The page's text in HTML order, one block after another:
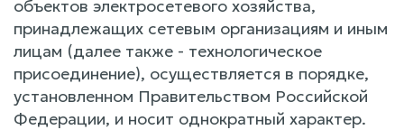
объектов электросетевого хозяйства,
принадлежащих сетевым организациям и иным
лицам (далее также - технологическое
присоединение), осуществляется в порядке,
установленном Правительством Российской
Федерации, и носит однократный характер.